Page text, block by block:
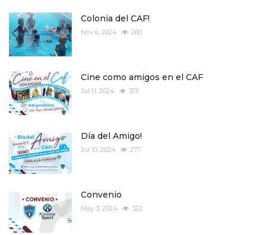
Colonia del CAF!
Nov 6, 2024 260
Cine como amigos en el CAF
Jul 11, 2024 313
Día del Amigo!
Jul 10, 2024 277
Convenio
May 3, 2024 322